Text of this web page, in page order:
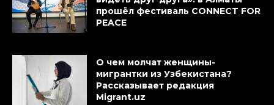
прошёл фестиваль CONNECT FOR
PEACE
О чем молчат женщины-
мигрантки из Узбекистана?
Рассказывает редакция
Migrant.uz